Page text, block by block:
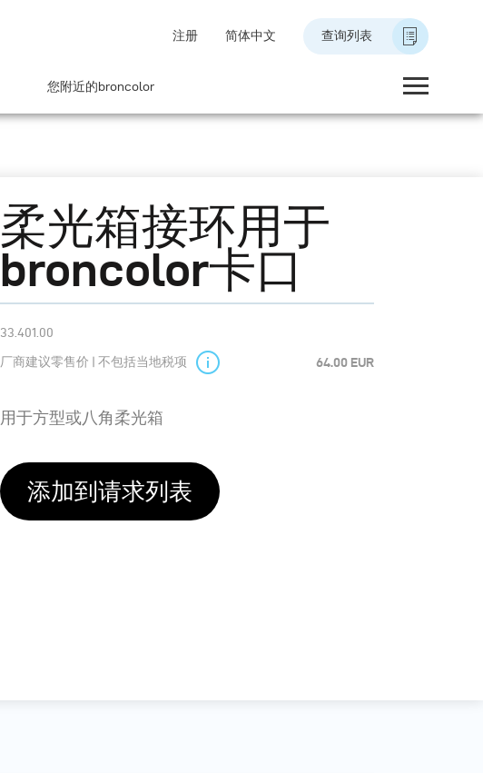
注册 简体中文 查询列表
您附近的broncolor
柔光箱接环用于
broncolor卡口
33.401.00
厂商建议零售价 | 不包括当地税项 64.00 EUR
用于方型或八角柔光箱
添加到请求列表